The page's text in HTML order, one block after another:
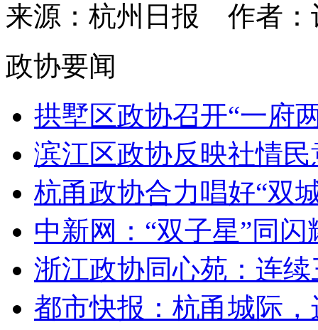
来源：杭州日报 作者
政协要闻
拱墅区政协召开“一府
滨江区政协反映社情
杭甬政协合力唱好“双
中新网：“双子星”同
浙江政协同心苑：连
都市快报：杭甬城际